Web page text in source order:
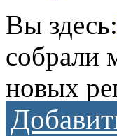
Вы здесь:
собрали
новых